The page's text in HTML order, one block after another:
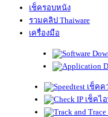
เช็ครอบหนัง
รวมคลิป Thaiware
เครื่องมือ
เช็คค
เช็คไ